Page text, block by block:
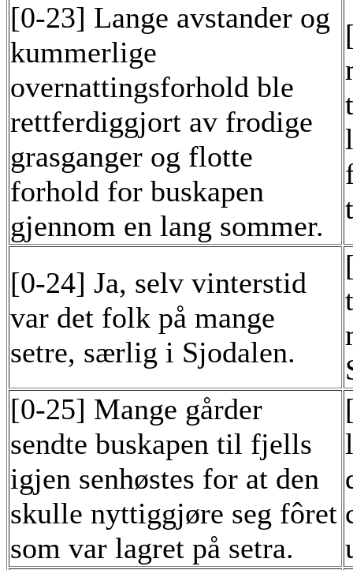
[0-23] Lange avstander og
kummerlige
overnattingsforhold ble
rettferdiggjort av frodige
grasganger og flotte
forhold for buskapen
gjennom en lang sommer.
[0-24] Ja, selv vinterstid
var det folk på mange
setre, særlig i Sjodalen.
[0-25] Mange gårder
sendte buskapen til fjells
igjen senhøstes for at den
skulle nyttiggjøre seg fôret
som var lagret på setra.